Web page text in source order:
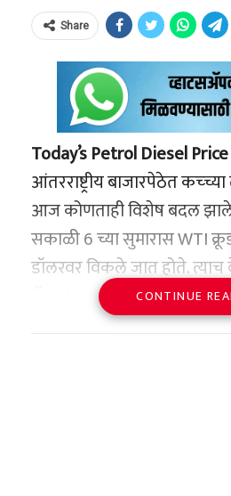
Share
Today’s Petrol Diesel
आंतरराष्ट्रीय बाजारपेठेत
आज कोणताही विशेष बदल
सकाळी 6 च्या सुमारास WTI
डॉलरवर विकले जात होते. त्याच
बॅरल $ 80.64 वर व्यापार
विपणन कंपन्यांनी पेट्रोल आणि
CONTINUE